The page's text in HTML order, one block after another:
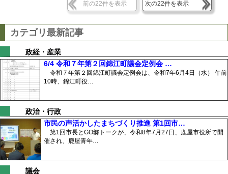
前の22件を表示 次の22件を表示
カテゴリ最新記事
政経・産業
6/4 令和７年第２回錦江町議会定例会 …
令和７年第２回錦江町議会定例会は、令和7年6月4日（水） 午前
10時、錦江町役…
政治・行政
市民の声活かしたまちづくり推進 第1回市…
第1回市長とGO郷トークが、令和8年7月27日、鹿屋市役所で開
催され、鹿屋青年…
議会